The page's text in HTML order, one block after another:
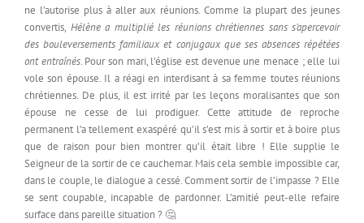
ne l’autorise plus à aller aux réunions. Comme la plupart des jeunes
convertis, Hélène a multiplié les réunions chrétiennes sans s’apercevoir
des bouleversements familiaux et conjugaux que ses absences répétées
ont entraînés. Pour son mari, l’église est devenue une menace ; elle lui
vole son épouse. Il a réagi en interdisant à sa femme toutes réunions
chrétiennes. De plus, il est irrité par les leçons moralisantes que son
épouse ne cesse de lui prodiguer. Cette attitude de reproche
permanent l’a tellement exaspéré qu’il s’est mis à sortir et à boire plus
que de raison pour bien montrer qu’il était libre ! Elle supplie le
Seigneur de la sortir de ce cauchemar. Mais cela semble impossible car,
dans le couple, le dialogue a cessé. Comment sortir de l’impasse ? Elle
se sent coupable, incapable de pardonner. L’amitié peut-elle refaire
surface dans pareille situation ? 🤔